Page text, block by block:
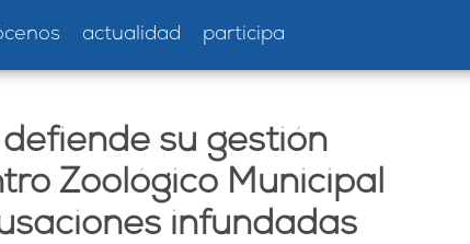
actualidad participa
su gestión
Zoológico Municipal
infundadas